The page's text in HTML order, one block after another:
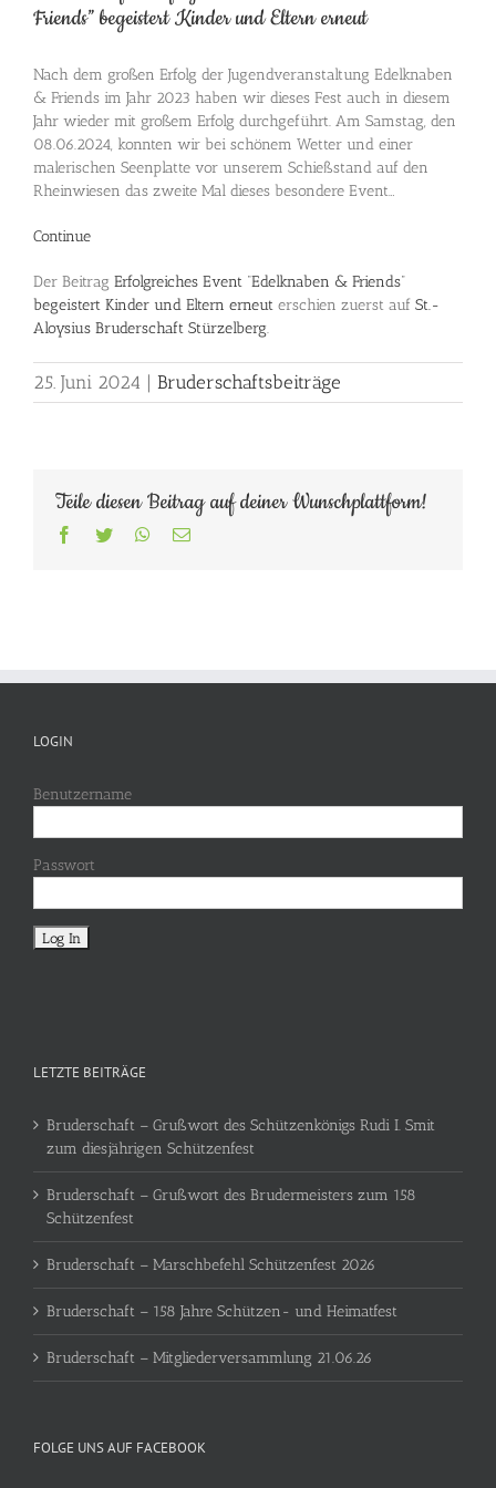
Friends” begeistert Kinder und Eltern erneut
Nach dem großen Erfolg der Jugendveranstaltung Edelknaben
& Friends im Jahr 2023 haben wir dieses Fest auch in diesem
Jahr wieder mit großem Erfolg durchgeführt. Am Samstag, den
08.06.2024, konnten wir bei schönem Wetter und einer
malerischen Seenplatte vor unserem Schießstand auf den
Rheinwiesen das zweite Mal dieses besondere Event…
Continue
Der Beitrag Erfolgreiches Event “Edelknaben & Friends”
begeistert Kinder und Eltern erneut erschien zuerst auf St.-
Aloysius Bruderschaft Stürzelberg.
25. Juni 2024 | Bruderschaftsbeiträge
Teile diesen Beitrag auf deiner Wunschplattform!
Facebook
Twitter WhatsApp
E-
LOGIN
Benutzername
Passwort
LETZTE BEITRÄGE
Bruderschaft – Grußwort des Schützenkönigs Rudi I. Smit
zum diesjährigen Schützenfest
Bruderschaft – Grußwort des Brudermeisters zum 158
Schützenfest
Bruderschaft – Marschbefehl Schützenfest 2026
Bruderschaft – 158 Jahre Schützen- und Heimatfest
Bruderschaft – Mitgliederversammlung 21.06.26
FOLGE UNS AUF FACEBOOK